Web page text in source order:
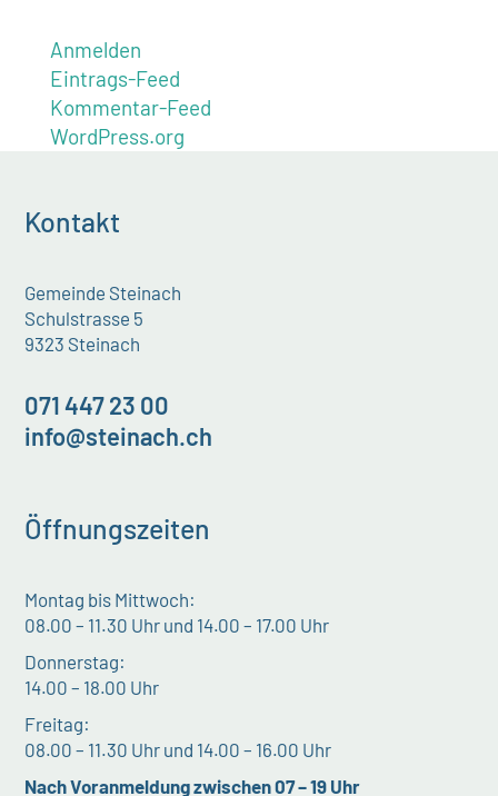
Anmelden
Eintrags-Feed
Kommentar-Feed
WordPress.org
Kontakt
Gemeinde Steinach
Schulstrasse 5
9323 Steinach
071 447 23 00
info@steinach.ch
Öffnungszeiten
Montag bis Mittwoch:
08.00 – 11.30 Uhr und 14.00 – 17.00 Uhr
Donnerstag:
14.00 – 18.00 Uhr
Freitag:
08.00 – 11.30 Uhr und 14.00 – 16.00 Uhr
Nach Voranmeldung zwischen 07 – 19 Uhr